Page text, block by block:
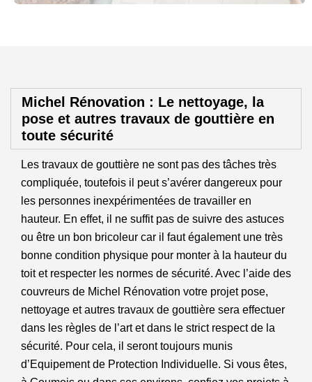
Michel Rénovation : Le nettoyage, la
pose et autres travaux de gouttière en
toute sécurité
Les travaux de gouttière ne sont pas des tâches très
compliquée, toutefois il peut s’avérer dangereux pour
les personnes inexpérimentées de travailler en
hauteur. En effet, il ne suffit pas de suivre des astuces
ou être un bon bricoleur car il faut également une très
bonne condition physique pour monter à la hauteur du
toit et respecter les normes de sécurité. Avec l’aide des
couvreurs de Michel Rénovation votre projet pose,
nettoyage et autres travaux de gouttière sera effectuer
dans les règles de l’art et dans le strict respect de la
sécurité. Pour cela, il seront toujours munis
d’Equipement de Protection Individuelle. Si vous êtes,